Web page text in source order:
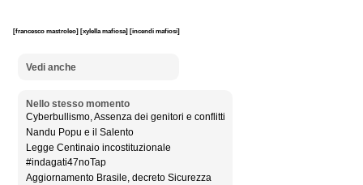
[francesco mastroleo] [xylella mafiosa] [incendi mafiosi]
Vedi anche
Nello stesso momento
Cyberbullismo, Assenza dei genitori e conflitti
Nandu Popu e il Salento
Legge Centinaio incostituzionale
#indagati47noTap
Aggiornamento Brasile, decreto Sicurezza